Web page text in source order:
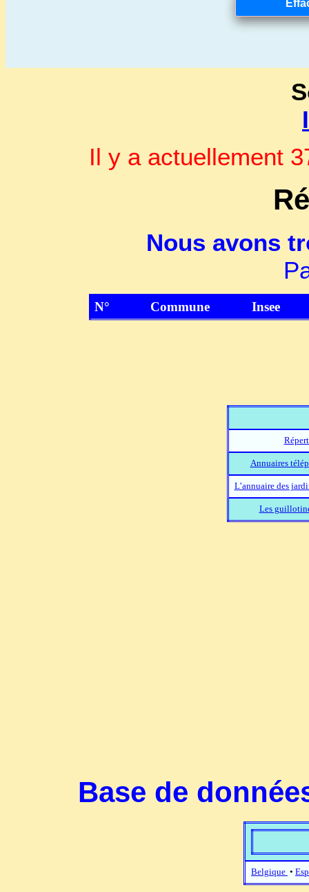
Il y a actuellement
Nous avons
N° Commune Insee
Annuaires
L’annuaire des
Les
Base de
Belgique •